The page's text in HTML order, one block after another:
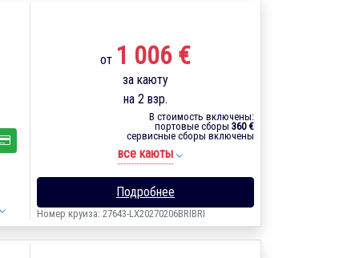
от 1 006 €
за каюту
на 2 взр.
В стоимость включены:
портовые сборы 360 €
сервисные сборы включены
все каюты
Подробнее
Номер круиза: 27643-LX20270206BRIBRI